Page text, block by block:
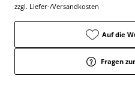
zzgl. Liefer-/Versandkosten
Auf die
Fragen